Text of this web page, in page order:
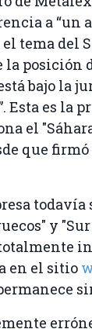
a “un
tema del
la posición
bajo la
Esta es la
el
que
todavía
y "Sur
en el sitio